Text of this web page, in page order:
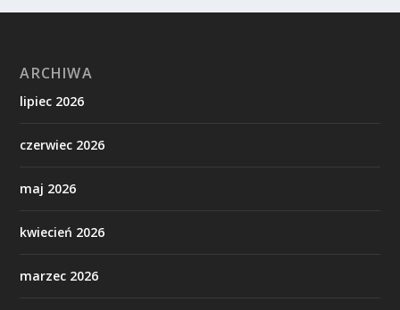
ARCHIWA
lipiec 2026
czerwiec 2026
maj 2026
kwiecień 2026
marzec 2026